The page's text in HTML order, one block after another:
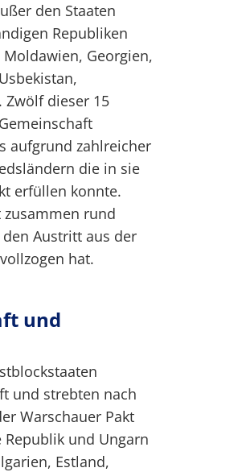
den Staaten
Republiken
Georgien,
Zwölf dieser 15
aufgrund zahlreicher
die in sie
erfüllen konnte.
zusammen rund
Austritt aus der
hat.
und
und strebten nach
Warschauer Pakt
und Ungarn
Estland,